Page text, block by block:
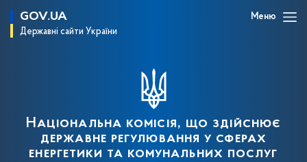
GOV.UA
Державні сайти України
Меню
Національна комісія, що здійснює
державне регулювання у сферах
енергетики та комунальних послуг